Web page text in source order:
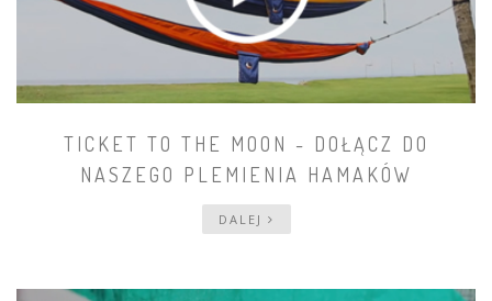
TICKET TO THE MOON - DOŁĄCZ DO
NASZEGO PLEMIENIA HAMAKÓW
DALEJ